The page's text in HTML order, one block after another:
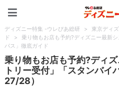
ディズニー特集 -ウレぴあ総研 > 東京ディ
ド
>
乗り物もお店も予約?ディズニー最新
パス」徹底ガイド
乗り物もお店も予約?ディ
トリー受付」「スタンバイ
27/28）